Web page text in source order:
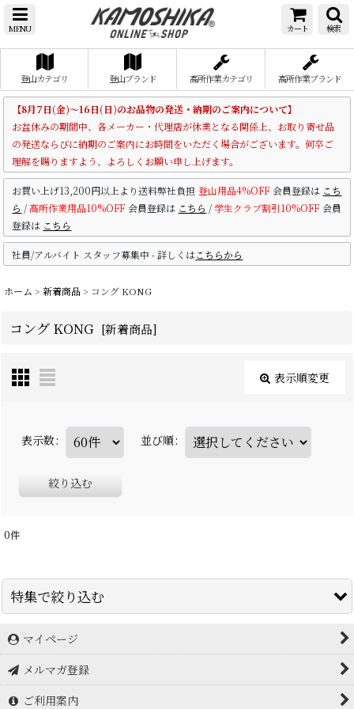
MENU カート 検索
登山カテゴリ 登山ブランド 高所作業カテゴリ 高所作業ブランド
【8月7日(金)～16日(日)のお品物の発送・納期のご案内について】
お盆休みの期間中、各メーカー・代理店が休業となる関係上、お取り寄せ品
の発送ならびに納期のご案内にお時間をいただく場合がございます。何卒ご
理解を賜りますよう、よろしくお願い申し上げます。
お買い上げ13,200円以上より送料弊社負担 登山用品4%OFF 会員登録は こち
ら /高所作業用品10%OFF 会員登録は こちら /学生クラブ割引10%OFF 会員
登録は こちら
社員/アルバイト スタッフ募集中 - 詳しくはこちらから
ホーム > 新着商品> コング KONG
コング KONG [新着商品]
表示順変更
表示数: 並び順:
絞り込む
0件
特集で絞り込む
アイスブレーカー icebreaker
アークテリクス Arc'teryx
マイページ
メルマガ登録
ご利用案内